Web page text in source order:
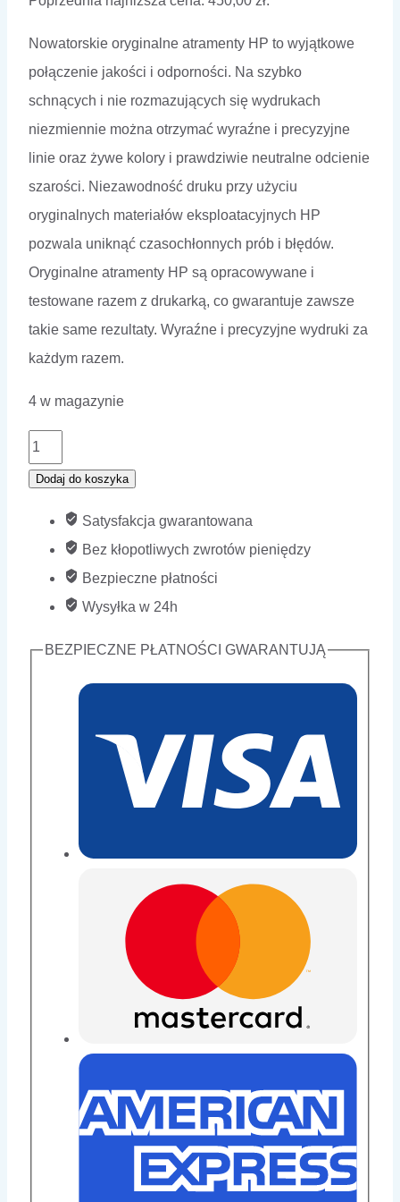
450,00 zł.369,00 zł.
Nowatorskie oryginalne atramenty HP to wyjątkowe
połączenie jakości i odporności. Na szybko
schnących i nie rozmazujących się wydrukach
niezmiennie można otrzymać wyraźne i precyzyjne
linie oraz żywe kolory i prawdziwie neutralne odcienie
szarości. Niezawodność druku przy użyciu
oryginalnych materiałów eksploatacyjnych HP
pozwala uniknąć czasochłonnych prób i błędów.
Oryginalne atramenty HP są opracowywane i
testowane razem z drukarką, co gwarantuje zawsze
takie same rezultaty. Wyraźne i precyzyjne wydruki za
każdym razem.
4 w magazynie
ilość
Atrament
728
Cyan
F9J67A
Dodaj do koszyka
Satysfakcja gwarantowana
Bez kłopotliwych zwrotów pieniędzy
Bezpieczne płatności
Wysyłka w 24h
BEZPIECZNE PŁATNOŚCI GWARANTUJĄ